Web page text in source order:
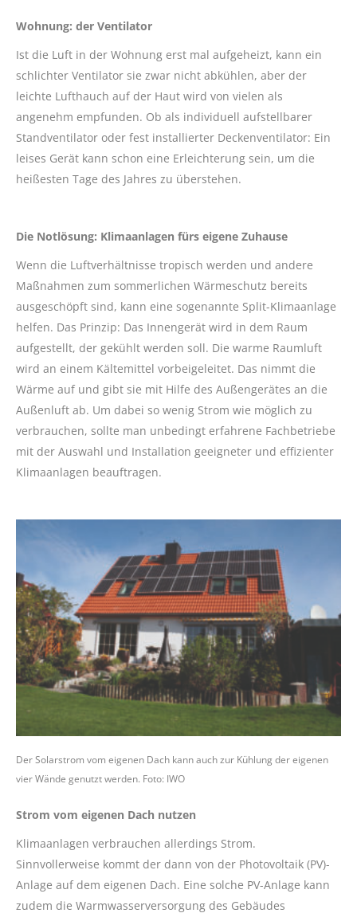
Wohnung: der Ventilator
Ist die Luft in der Wohnung erst mal aufgeheizt, kann ein
schlichter Ventilator sie zwar nicht abkühlen, aber der
leichte Lufthauch auf der Haut wird von vielen als
angenehm empfunden. Ob als individuell aufstellbarer
Standventilator oder fest installierter Deckenventilator: Ein
leises Gerät kann schon eine Erleichterung sein, um die
heißesten Tage des Jahres zu überstehen.
Die Notlösung: Klimaanlagen fürs eigene Zuhause
Wenn die Luftverhältnisse tropisch werden und andere
Maßnahmen zum sommerlichen Wärmeschutz bereits
ausgeschöpft sind, kann eine sogenannte Split-Klimaanlage
helfen. Das Prinzip: Das Innengerät wird in dem Raum
aufgestellt, der gekühlt werden soll. Die warme Raumluft
wird an einem Kältemittel vorbeigeleitet. Das nimmt die
Wärme auf und gibt sie mit Hilfe des Außengerätes an die
Außenluft ab. Um dabei so wenig Strom wie möglich zu
verbrauchen, sollte man unbedingt erfahrene Fachbetriebe
mit der Auswahl und Installation geeigneter und effizienter
Klimaanlagen beauftragen.
Der Solarstrom vom eigenen Dach kann auch zur Kühlung der eigenen
vier Wände genutzt werden. Foto: IWO
Strom vom eigenen Dach nutzen
Klimaanlagen verbrauchen allerdings Strom.
Sinnvollerweise kommt der dann von der Photovoltaik (PV)-
Anlage auf dem eigenen Dach. Eine solche PV-Anlage kann
zudem die Warmwasserversorgung des Gebäudes